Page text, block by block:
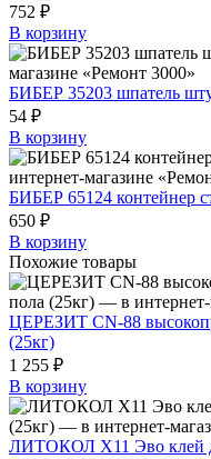
752 ₽
В корзину
БИБЕР 35203 шпатель
54 ₽
В корзину
БИБЕР 65124 контейнер
650 ₽
В корзину
Похожие товары
ЦЕРЕЗИТ CN-88
(25кг)
1 255 ₽
В корзину
ЛИТОКОЛ X11 Эво клей